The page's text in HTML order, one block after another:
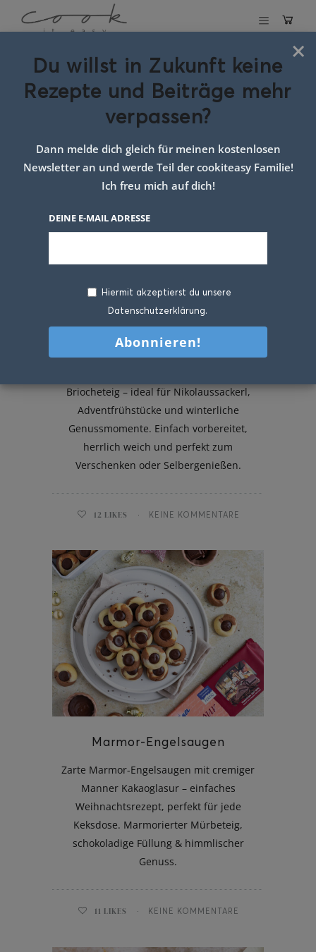
Eis am Stil
Schlagwort:
foodpics
Nikolausstäbe aus Briocheteig
Briocheteig – ideal für Nikolaussackerl,
Adventfrühstücke und winterliche
Genussmomente. Einfach vorbereitet,
herrlich weich und perfekt zum
Verschenken oder Selbergenießen.
12 LIKES KEINE KOMMENTARE
Marmor-Engelsaugen
Zarte Marmor-Engelsaugen mit cremiger
Manner Kakaoglasur – einfaches
Weihnachtsrezept, perfekt für jede
Keksdose. Marmorierter Mürbeteig,
schokoladige Füllung & himmlischer
Genuss.
11 LIKES KEINE KOMMENTARE
×
Du willst in Zukunft keine
Rezepte und Beiträge mehr
verpassen?
Dann melde dich gleich für meinen kostenlosen
Newsletter an und werde Teil der cookiteasy Familie!
Ich freu mich auf dich!
DEINE E-MAIL ADRESSE
Hiermit akzeptierst du unsere
Datenschutzerklärung.